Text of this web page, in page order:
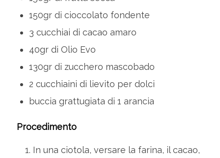
150gr di cioccolato fondente
3 cucchiai di cacao amaro
40gr di Olio Evo
130gr di zucchero mascobado
2 cucchiaini di lievito per dolci
buccia grattugiata di 1 arancia
Procedimento
In una ciotola, versare la farina, il cacao,